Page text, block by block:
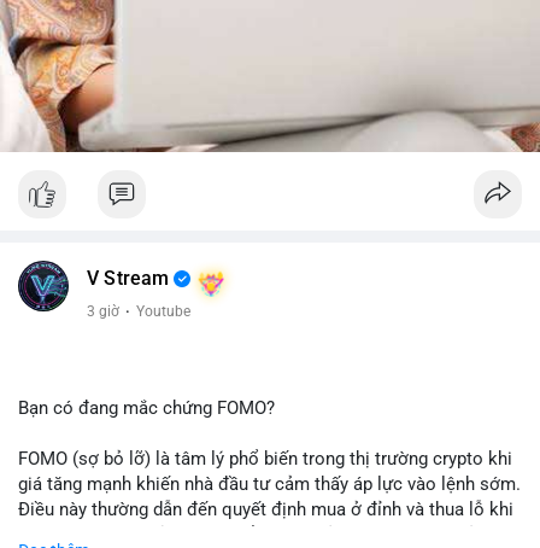
V Stream
3 giờ · Youtube
Bạn có đang mắc chứng FOMO?
FOMO (sợ bỏ lỡ) là tâm lý phổ biến trong thị trường crypto khi
giá tăng mạnh khiến nhà đầu tư cảm thấy áp lực vào lệnh sớm.
Điều này thường dẫn đến quyết định mua ở đỉnh và thua lỗ khi